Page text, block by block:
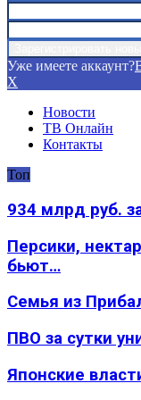
Уже имеете аккаунт?
X
Новости
ТВ Онлайн
Контакты
Топ
934 млрд руб.
Персики,
бьют…
Семья из
ПВО за сутки
Японские